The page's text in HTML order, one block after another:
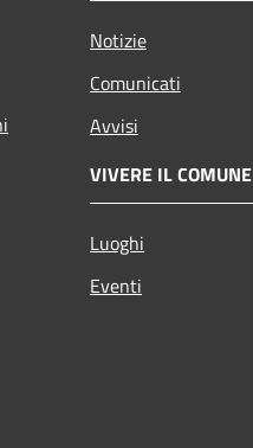
Notizie
Comunicati
Avvisi
VIVERE IL COMUNE
Luoghi
Eventi